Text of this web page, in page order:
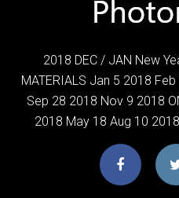
2018 DEC / JAN New
MATERIALS Jan 5 2018
Sep 28 2018 Nov 9 2018
2018 May 18 Aug 10